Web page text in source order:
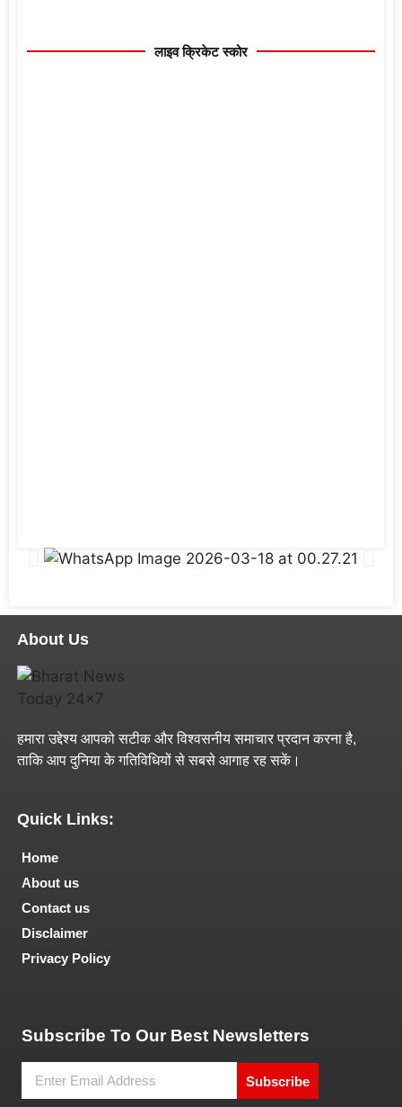
लाइव क्रिकेट स्कोर
About Us
हमारा उद्देश्य आपको सटीक और विश्वसनीय समाचार प्रदान करना है,
ताकि आप दुनिया के गतिविधियों से सबसे आगाह रह सकें।
Quick Links:
Home
About us
Contact us
Disclaimer
Privacy Policy
Subscribe To Our Best Newsletters
Subscribe